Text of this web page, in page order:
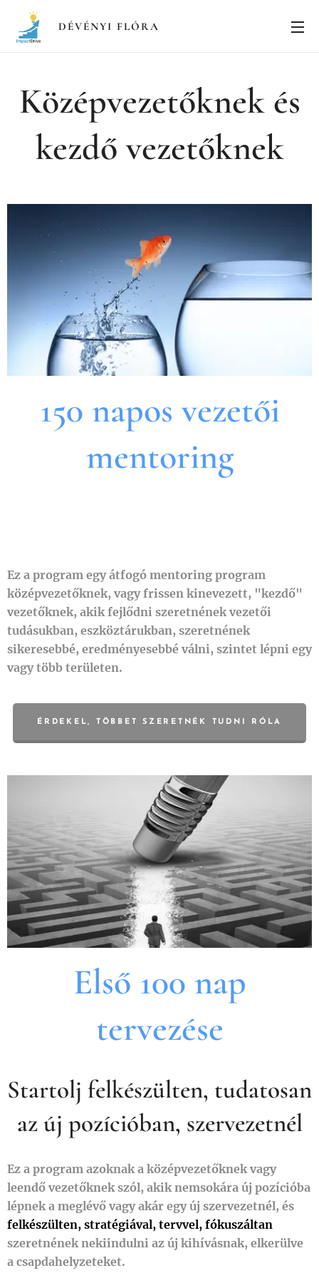
DÉVÉNYI FLÓRA
Középvezetőknek és
kezdő vezetőknek
150 napos vezetői
mentoring
Ez a program egy átfogó mentoring program
középvezetőknek, vagy frissen kinevezett, "kezdő"
vezetőknek, akik fejlődni szeretnének vezetői
tudásukban, eszköztárukban, szeretnének
sikeresebbé, eredményesebbé válni, szintet lépni egy
vagy több területen.
ÉRDEKEL, TÖBBET SZERETNÉK TUDNI RÓLA
Első 100 nap
tervezése
Startolj felkészülten, tudatosan
az új pozícióban, szervezetnél
Ez a program azoknak a középvezetőknek vagy
leendő vezetőknek szól, akik nemsokára új pozícióba
lépnek a meglévő vagy akár egy új szervezetnél, és
felkészülten, stratégiával, tervvel, fókuszáltan
szeretnének nekiindulni az új kihívásnak, elkerülve
a csapdahelyzeteket.